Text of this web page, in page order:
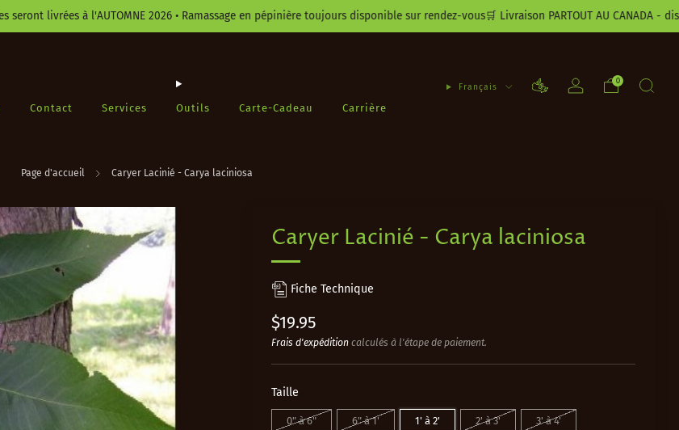
livrées à l'AUTOMNE 2026 • Ramassage en pépinière toujours disponible sur rendez-vous🛒 Livraison PARTOUT AU CANADA -
Contact Services Outils Carte-Cadeau Carrière
Français
0
Page d'accueil Caryer Lacinié - Carya laciniosa
Caryer Lacinié - Carya laciniosa
Fiche Technique
Prix
régulier
$19.95
Frais d'expédition calculés à l'étape de paiement.
Taille
0" à 6" 6" à 1' 1' à 2' 2' à 3' 3' à 4'